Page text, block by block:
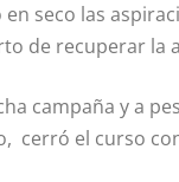
seco las
de recuperar la
campaña y a
cerró el curso